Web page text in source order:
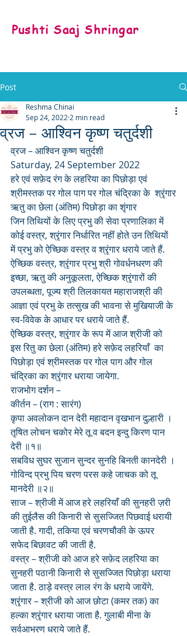
Pushti Saaj Shringar
Post
व्रज – आश्विन कृष्ण चतुर्दशी
Reshma Chinai
Sep 24, 2022 2 min read
व्रज – आश्विन कृष्ण चतुर्दशी
Saturday, 24 September 2022
हरे एवं सफ़ेद रंग के लहरिया का पिछोड़ा एवं
श्रीमस्तक पर गोल पाग पर गोल चंद्रिका के  श्रृंगार
ऋतु का छेला (अंतिम) पिछोड़ा का शृंगार
जिन तिथियों के लिए प्रभु की सेवा प्रणालिका में
कोई वस्त्र, श्रृंगार निर्धारित नहीं होते उन तिथियों
में प्रभु को ऐच्छिक वस्त्र व श्रृंगार धराये जाते हैं.
ऐच्छिक वस्त्र, श्रृंगार प्रभु श्री गोवर्धनधरण की
इच्छा, ऋतु की अनुकूलता, ऐच्छिक श्रृंगारों की
उपलब्धता, पूज्य श्री तिलकायत महाराजश्री की
आज्ञा एवं प्रभु के तत्सुख की भावना से मुखियाजी के
स्व-विवेक के आधार पर धराये जाते हैं.
ऐच्छिक वस्त्र, श्रृंगार के रूप में आज श्रीजी को
इस रितु का छेला (अंतिम) हरे सफ़ेद लहरियाँ  का
पिछोड़ा एवं श्रीमस्तक पर गोल पाग और गोल
चंद्रिका का श्रृंगार धराया जायेगा.
राजभोग दर्शन –
कीर्तन – (राग : सारंग)
कृपा अवलोकन दान देरी महादान वृखभान दुल्हारी ।
तृषित लोचन चकोर मेरे तू व बदन इन्दु किरण पान
देरी ॥१॥
सबविध सुघर सुजान सुन्दर सुनहि बिनती कानदेरी ।
गोविन्द प्रभु पिय चरण परस कहे जाचक को तू
मानदेरी ॥२॥
साज – श्रीजी में आज हरे लहरियाँ की सुनहरी ज़री
की तुईलैस की किनारी से सुसज्जित पिछवाई धरायी
जाती है. गादी, तकिया एवं चरणचौकी के ऊपर
सफेद बिछावट की जाती है.
वस्त्र – श्रीजी को आज हरे सफ़ेद लहरिया का
सुनहरी पठानी किनारी से सुसज्जित पिछोड़ा धराया
जाता है. ठाड़े वस्त्र लाल रंग के धराये जायेंगे.
श्रृंगार – श्रीजी को आज छोटा (कमर तक) का
हल्का श्रृंगार धराया जाता है. गुलाबी मीना के
सर्वआभरण धराये जाते हैं.